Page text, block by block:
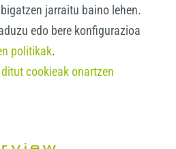
jarraitu baino lehen.
edo bere konfigurazioa
politikak.
ditut cookieak onartzen